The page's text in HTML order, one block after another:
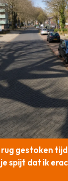
gestoken
spijt dat ik